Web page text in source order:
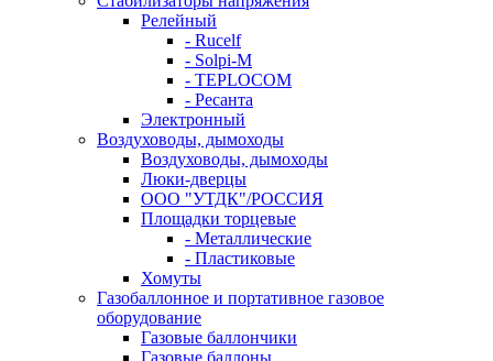
Релейный
- Rucelf
- Solpi-M
- TEPLOCOM
- Ресанта
Электронный
Воздуховоды, дымоходы
Воздуховоды, дымоходы
Люки-дверцы
ООО "УТДК"/РОССИЯ
Площадки торцевые
- Металлические
- Пластиковые
Хомуты
Газобаллонное и портативное газовое
оборудование
Газовые баллончики
Газовые баллоны